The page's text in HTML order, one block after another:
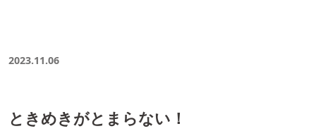
2023.11.06
ときめきがとまらない！